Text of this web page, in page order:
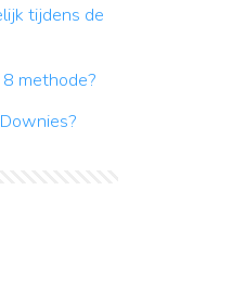
tijdens de
methode?